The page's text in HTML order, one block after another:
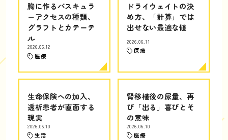
胸に作るバスキュラ
ーアクセスの種類、
グラフトとカテーテ
ル
2026.06.12
医療
ドライウェイトの決
め方、「計算」では
出せない最適な値
2026.06.11
医療
生命保険への加入、
透析患者が直面する
現実
2026.06.10
生活
腎移植後の尿量、再
び「出る」喜びとそ
の意味
2026.06.10
医療